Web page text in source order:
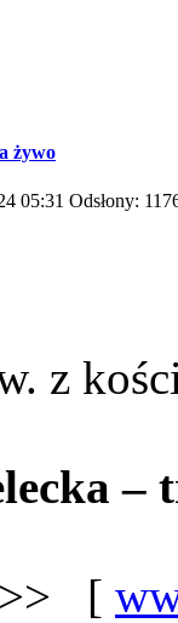
żywo
05:31 Odsłony:
z
–
[